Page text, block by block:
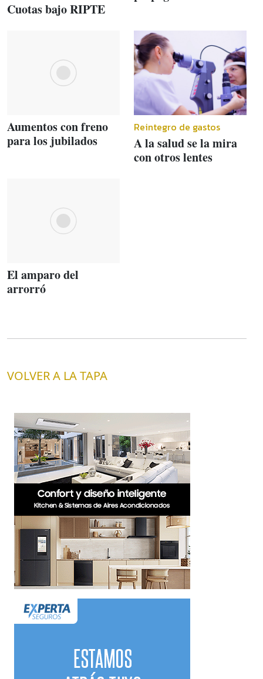
Cuotas bajo RIPTE
Aumentos con freno
para los jubilados
Reintegro de gastos
A la salud se la mira
con otros lentes
El amparo del
arrorró
VOLVER A LA TAPA